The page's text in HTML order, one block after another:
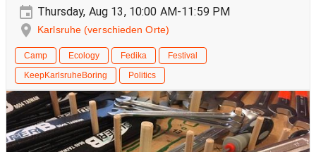
Thursday, Aug 13, 10:00 AM-11:59 PM
Karlsruhe (verschieden Orte)
Camp Ecology Fedika
Festival
KeepKarlsruheBoring
Politics